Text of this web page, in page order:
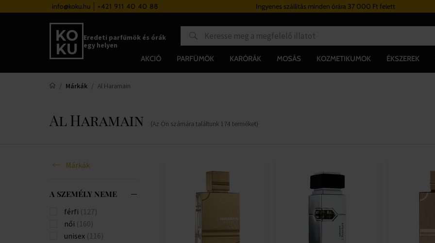
info@koku.hu +421 911 40 40 88
Hűségrendszer Ingyenes szállítás minden órára 37 000 Ft felett
Eredeti parfümök és órák
egy helyen
AKCIÓ PARFÜMÖK KARÓRÁK MOSÁS KOZMETIKUMOK ÉKSZEREK
Márkák Al Haramain
Al Haramain (Az Ön számára találtunk 174 terméket)
Márkák
A SZEMÉLY NEME
férfi (127)
női (160)
unisex (116)